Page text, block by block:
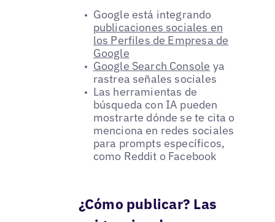
Google está integrando
publicaciones sociales en
los Perfiles de Empresa de
Google
Google Search Console ya
rastrea señales sociales
Las herramientas de
búsqueda con IA pueden
mostrarte dónde se te cita o
menciona en redes sociales
para prompts específicos,
como Reddit o Facebook
¿Cómo publicar? Las